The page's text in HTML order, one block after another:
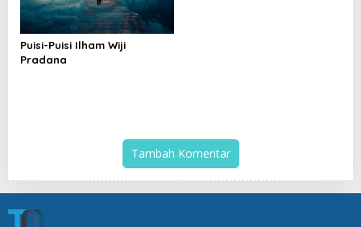
Puisi-Puisi Ilham Wiji
Pradana
Tambah Komentar